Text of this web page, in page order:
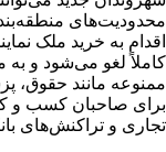
محدودیت‌های
اقدام به خرید ملک
کاملاً لغو می‌شود و
ممنوعه مانند حقوق،
برای صاحبان کسب‌ و
تجاری و تراکنش‌های